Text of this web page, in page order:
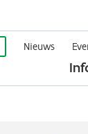
Nieuws